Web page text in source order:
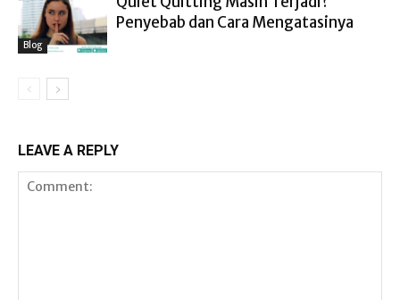
Blog
Penyebab dan Cara Mengatasinya
LEAVE A REPLY